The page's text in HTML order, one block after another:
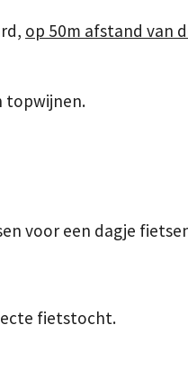
op 50m afstand van
topwijnen.
voor een dagje
fietstocht.